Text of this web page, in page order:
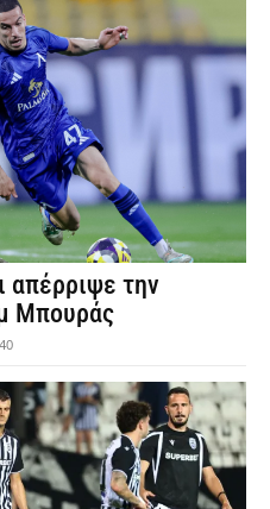
απέρριψε την
Μπουράς